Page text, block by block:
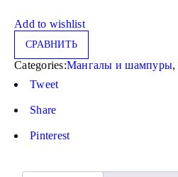
Add to wishlist
СРАВНИТЬ
Categories:Мангалы и шампуры,
Tweet
Share
Pinterest